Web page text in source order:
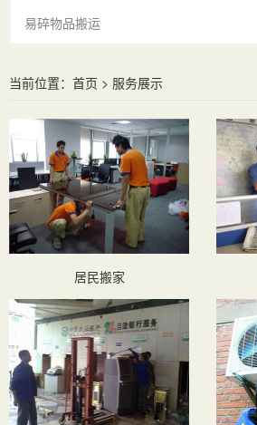
易碎物品搬运
当前位置： 首页 > 服务展示
居民搬家